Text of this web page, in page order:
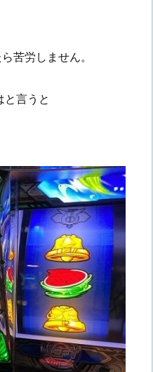
苦労しません。
と言うと